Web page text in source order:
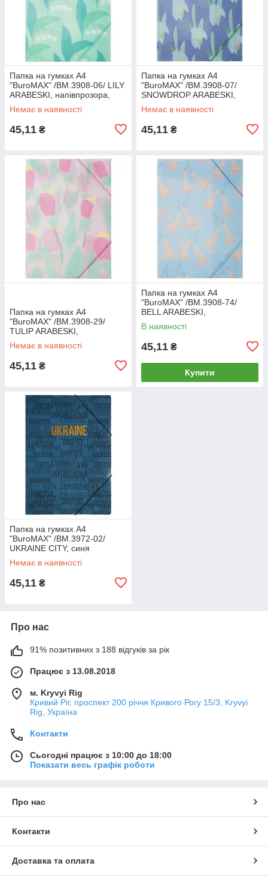
Папка на гумках А4
"BuroMAX" /BM.3908-06/ LILY
ARABESKI, напівпрозора,
бірюзова (1/12/180)
Немає в наявності
45,11 ₴
Папка на гумках А4
"BuroMAX" /BM.3908-07/
SNOWDROP ARABESKI,
напівпрозора, фіолетова
(1/12/180)
Немає в наявності
45,11 ₴
Папка на гумках А4
"BuroMAX" /BM.3908-29/
TULIP ARABESKI,
напівпрозора, малинова
(1/12/180)
Немає в наявності
45,11 ₴
Папка на гумках А4
"BuroMAX" /BM.3908-74/
BELL ARABESKI,
напівпрозора, блакитно-
персикова (1/12/180)
В наявності
45,11 ₴
Купити
Папка на гумках А4
"BuroMAX" /BM.3972-02/
UKRAINE CITY, синя
(1/12/180)
Немає в наявності
45,11 ₴
Про нас
91% позитивних з 188 відгуків за рік
Працює з 13.08.2018
м. Kryvyi Rig
Кривий Ріг, проспект 200 річчя Кривого Рогу 15/3, Kryvyi
Rig, Україна
Контакти
Сьогодні працює з 10:00 до 18:00
Показати весь графік роботи
Про нас
Контакти
Доставка та оплата